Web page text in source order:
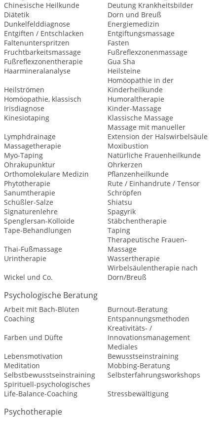
Chinesische Heilkunde
Deutung Krankheitsbilder
Diätetik
Dorn und Breuß
Dunkelfelddiagnose
Energiemedizin
Entgiften / Entschlacken
Entgiftungsmassage
Faltenunterspritzen
Fasten
Fruchtbarkeitsmassage
Fußreflexzonenmassage
Fußreflexzonentherapie
Gua Sha
Haarmineralanalyse
Heilsteine
Heilströmen
Homöopathie in der
Kinderheilkunde
Homöopathie, klassisch
Humoraltherapie
Irisdiagnose
Kinder-Massage
Kinesiotaping
Klassische Massage
Lymphdrainage
Massage mit manueller
Extension der Halswirbelsäule
Massagetherapie
Moxibustion
Myo-Taping
Natürliche Frauenheilkunde
Ohrakupunktur
Ohrkerzen
Orthomolekulare Medizin
Pflanzenheilkunde
Phytotherapie
Rute / Einhandrute / Tensor
Sanumtherapie
Schröpfen
Schüßler-Salze
Shiatsu
Signaturenlehre
Spagyrik
Spenglersan-Kolloide
Stäbchentherapie
Tape-Behandlungen
Taping
Thai-Fußmassage
Therapeutische Frauen-
Massage
Urintherapie
Wassertherapie
Wickel und Co.
Wirbelsäulentherapie nach
Dorn/Breuß
Psychologische Beratung
Arbeit mit Bach-Blüten
Burnout-Beratung
Coaching
Entspannungsmethoden
Farben und Düfte
Kreativitäts- /
Innovationsmanagement
Lebensmotivation
Mediales
Bewusstseinstraining
Meditation
Mobbing-Beratung
Selbstbewusstseinstraining
Selbsterfahrungsworkshops
Spirituell-psychologisches
Life-Balance-Coaching
Stressbewältigung
Psychotherapie